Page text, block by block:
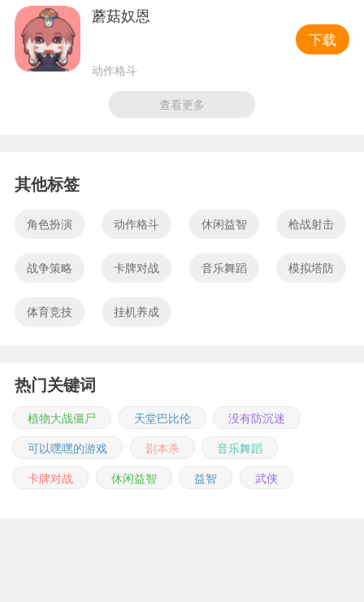
蘑菇奴恩
动作格斗
下载
查看更多
其他标签
角色扮演 动作格斗 休闲益智 枪战射击
战争策略 卡牌对战 音乐舞蹈 模拟塔防
体育竞技 挂机养成
热门关键词
植物大战僵尸 天堂巴比伦
没有防沉迷
可以嘿嘿的游戏
剧本杀
音乐舞蹈
卡牌对战
休闲益智 益智 武侠